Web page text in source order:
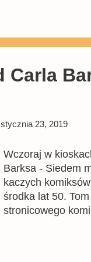
Carla
stycznia 23, 2019
Wczoraj w
Barksa - Siedem
kaczych
środka lat 50.
stronicowego
wydra kaczki